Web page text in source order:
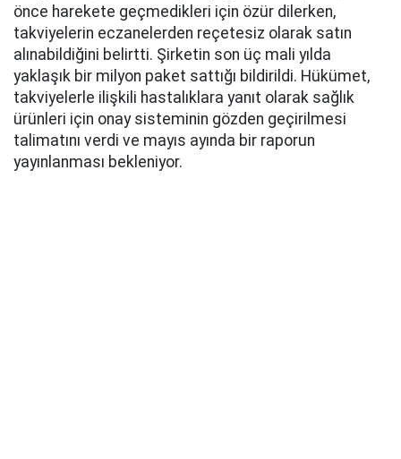
önce harekete geçmedikleri için özür dilerken,
takviyelerin eczanelerden reçetesiz olarak satın
alınabildiğini belirtti. Şirketin son üç mali yılda
yaklaşık bir milyon paket sattığı bildirildi. Hükümet,
takviyelerle ilişkili hastalıklara yanıt olarak sağlık
ürünleri için onay sisteminin gözden geçirilmesi
talimatını verdi ve mayıs ayında bir raporun
yayınlanması bekleniyor.